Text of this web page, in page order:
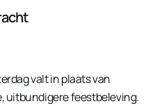
valt in plaats van
uitbundigere feestbeleving.